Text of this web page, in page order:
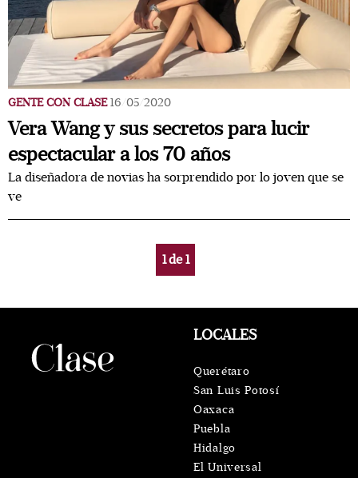
GENTE CON CLASE 16/05/2020
Vera Wang y sus secretos para lucir
espectacular a los 70 años
La diseñadora de novias ha sorprendido por lo joven que se
ve
1de1
LOCALES
Querétaro
San Luis Potosí
Oaxaca
Puebla
Hidalgo
El Universal